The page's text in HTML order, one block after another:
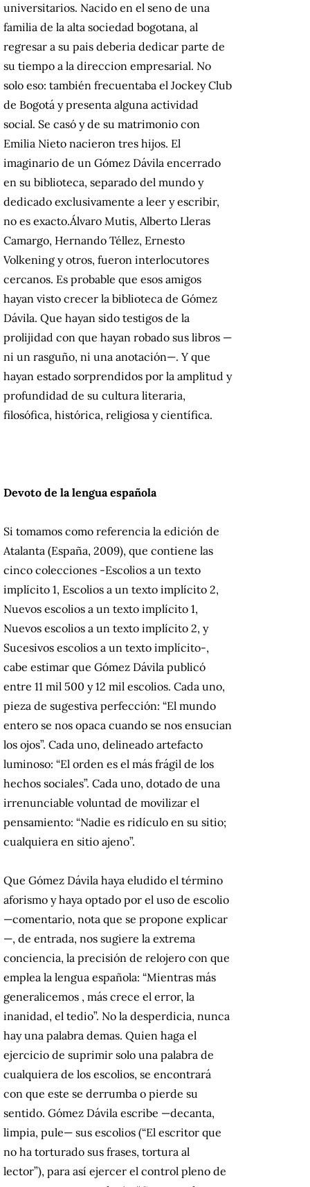
universitarios. Nacido en el seno de una
familia de la alta sociedad bogotana, al
regresar a su pais deberia dedicar parte de
su tiempo a la direccion empresarial. No
solo eso: también frecuentaba el Jockey Club
de Bogotá y presenta alguna actividad
social. Se casó y de su matrimonio con
Emilia Nieto nacieron tres hijos. El
imaginario de un Gómez Dávila encerrado
en su biblioteca, separado del mundo y
dedicado exclusivamente a leer y escribir,
no es exacto.Álvaro Mutis, Alberto Lleras
Camargo, Hernando Téllez, Ernesto
Volkening y otros, fueron interlocutores
cercanos. Es probable que esos amigos
hayan visto crecer la biblioteca de Gómez
Dávila. Que hayan sido testigos de la
prolijidad con que hayan robado sus libros —
ni un rasguño, ni una anotación—. Y que
hayan estado sorprendidos por la amplitud y
profundidad de su cultura literaria,
filosófica, histórica, religiosa y científica.
Devoto de la lengua española
Si tomamos como referencia la edición de
Atalanta (España, 2009), que contiene las
cinco colecciones -Escolios a un texto
implícito 1, Escolios a un texto implícito 2,
Nuevos escolios a un texto implícito 1,
Nuevos escolios a un texto implícito 2, y
Sucesivos escolios a un texto implícito-,
cabe estimar que Gómez Dávila publicó
entre 11 mil 500 y 12 mil escolios. Cada uno,
pieza de sugestiva perfección: “El mundo
entero se nos opaca cuando se nos ensucian
los ojos”. Cada uno, delineado artefacto
luminoso: “El orden es el más frágil de los
hechos sociales”. Cada uno, dotado de una
irrenunciable voluntad de movilizar el
pensamiento: “Nadie es ridículo en su sitio;
cualquiera en sitio ajeno”.
Que Gómez Dávila haya eludido el término
aforismo y haya optado por el uso de escolio
—comentario, nota que se propone explicar
—, de entrada, nos sugiere la extrema
conciencia, la precisión de relojero con que
emplea la lengua española: “Mientras más
generalicemos , más crece el error, la
inanidad, el tedio”. No la desperdicia, nunca
hay una palabra demas. Quien haga el
ejercicio de suprimir solo una palabra de
cualquiera de los escolios, se encontrará
con que este se derrumba o pierde su
sentido. Gómez Dávila escribe —decanta,
limpia, pule— sus escolios (“El escritor que
no ha torturado sus frases, tortura al
lector”), para así ejercer el control pleno de